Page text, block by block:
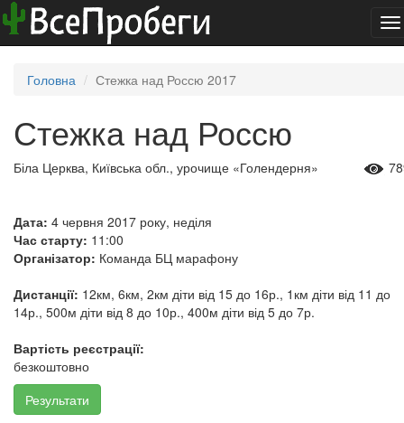
Головна Стежка над Россю 2017
Стежка над Россю
Біла Церква, Київська обл., урочище «Голендерня»
Дата: 4 червня 2017 року, неділя
Час старту: 11:00
Організатор: Команда БЦ марафону
Дистанції: 12км, 6км, 2км діти від 15 до 16р., 1км діти від 11 до
14р., 500м діти від 8 до 10р., 400м діти від 5 до 7р.
Вартість реєстрації:
безкоштовно
Результати